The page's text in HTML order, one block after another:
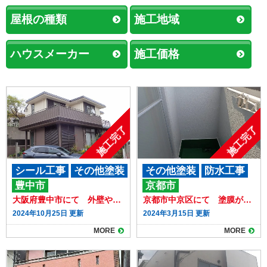
屋根の種類 施工地域
ハウスメーカー 施工価格
施工完了
大阪府豊中市にて 外壁や目地のひび割れを補修後に塗装しました。
2024年10月25日 更新
MORE
シール工事
その他塗装
外壁塗装
豊中市
施工完了
京都市中京区にて 塗膜がめくれたバルコニー壁塗装と床の防水をしました。
2024年3月15日 更新
MORE
その他塗装
防水工事
京都市